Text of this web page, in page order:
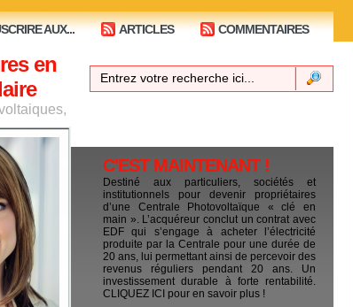
AUX... ARTICLES COMMENTAIRES
en
C'EST MAINTENANT !
Destiné aux particuliers, sociétés et
institutionnels pour devenir propriétaires
d’une Centrale Photovoltaïque « clé en
main ». L’acquéreur conclut un contrat avec
EDF qui s’engage à acheter l’électricité
produite par la Centrale pour une durée de
20 ans, lui permettant ainsi de percevoir des
revenus réguliers pendant 20 ans. Un
investissement durable à forte rentabilité.
CLIQUEZ ICI pour en savoir plus !